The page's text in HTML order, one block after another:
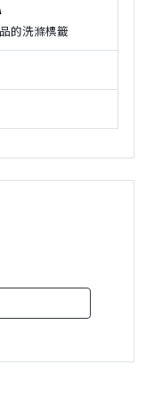
的洗滌標籤